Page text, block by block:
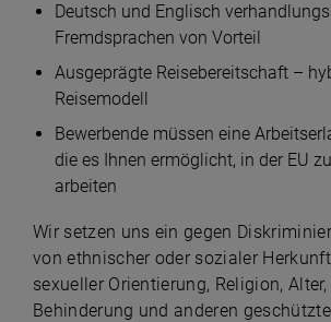
Deutsch und Englisch
Fremdsprachen von Vorteil
Ausgeprägte Reisebereitschaft –
Reisemodell
Bewerbende müssen eine
die es Ihnen ermöglicht, in der EU
arbeiten
Wir setzen uns ein gegen
von ethnischer oder sozialer
sexueller Orientierung, Religion,
Behinderung und anderen